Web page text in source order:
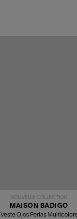
NOUVELLE COLLECTION
MAISON BADIGO
Veste Ojos Perlas